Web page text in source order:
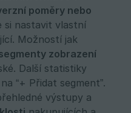
poměry nebo
si nastavit vlastní
Možností jak
zobrazení
Další statistiky
“+ Přidat segment”.
výstupy a